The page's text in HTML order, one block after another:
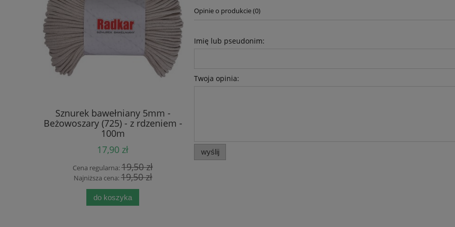
Sznurek bawełniany 5mm -
Beżowoszary (725) - z rdzeniem -
100m
17,90 zł
Cena regularna:19,50 zł
Najniższa cena:19,50 zł
do koszyka
Opinie o produkcie (0)
Imię lub pseudonim:
Twoja opinia:
wyślij